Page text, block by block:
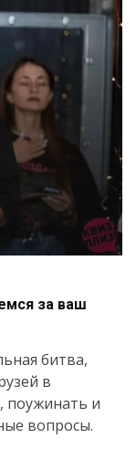
за ваш
битва,
в
поужинать и
вопросы.